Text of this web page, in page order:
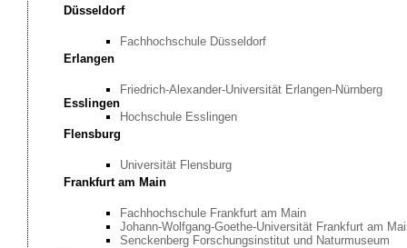
Düsseldorf
Fachhochschule Düsseldorf
Erlangen
Friedrich-Alexander-Universität Erlangen-Nürnberg
Esslingen
Hochschule Esslingen
Flensburg
Universität Flensburg
Frankfurt am Main
Fachhochschule Frankfurt am Main
Johann-Wolfgang-Goethe-Universität Frankfurt am
Senckenberg Forschungsinstitut und Naturmuseum